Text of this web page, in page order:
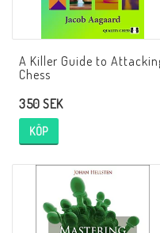
Övriga schackböcker
Fotoböcker
Kontaktformulär
A Killer Guide to
Chess
350 SEK
KÖP